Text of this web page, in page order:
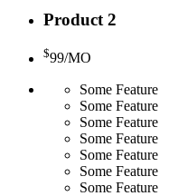
Product 2
$99/MO
Some Feature
Some Feature
Some Feature
Some Feature
Some Feature
Some Feature
Some Feature